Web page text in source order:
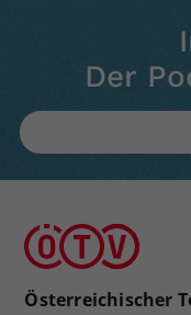
Der
Österreichischer